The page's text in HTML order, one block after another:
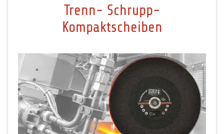
Trenn- Schrupp-
Kompaktscheiben